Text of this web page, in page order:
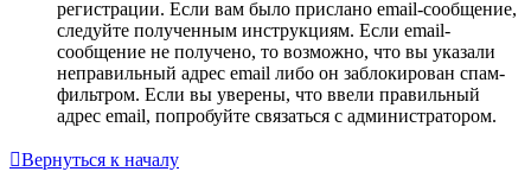
регистрации. Если вам было прислано email-сообщение,
следуйте полученным инструкциям. Если email-
сообщение не получено, то возможно, что вы указали
неправильный адрес email либо он заблокирован спам-
фильтром. Если вы уверены, что ввели правильный
адрес email, попробуйте связаться с администратором.
Вернуться к началу